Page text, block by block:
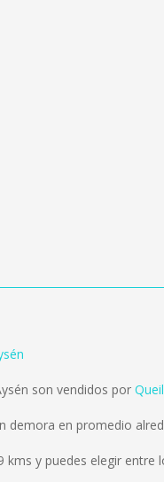
son vendidos por
demora en promedio
kms y puedes elegir entre